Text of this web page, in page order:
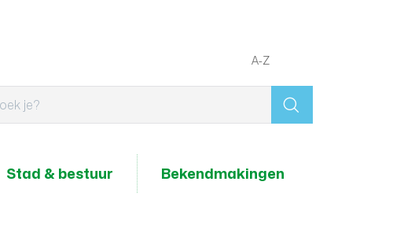
Wat
A-Z
Stad & bestuur Bekendmakingen